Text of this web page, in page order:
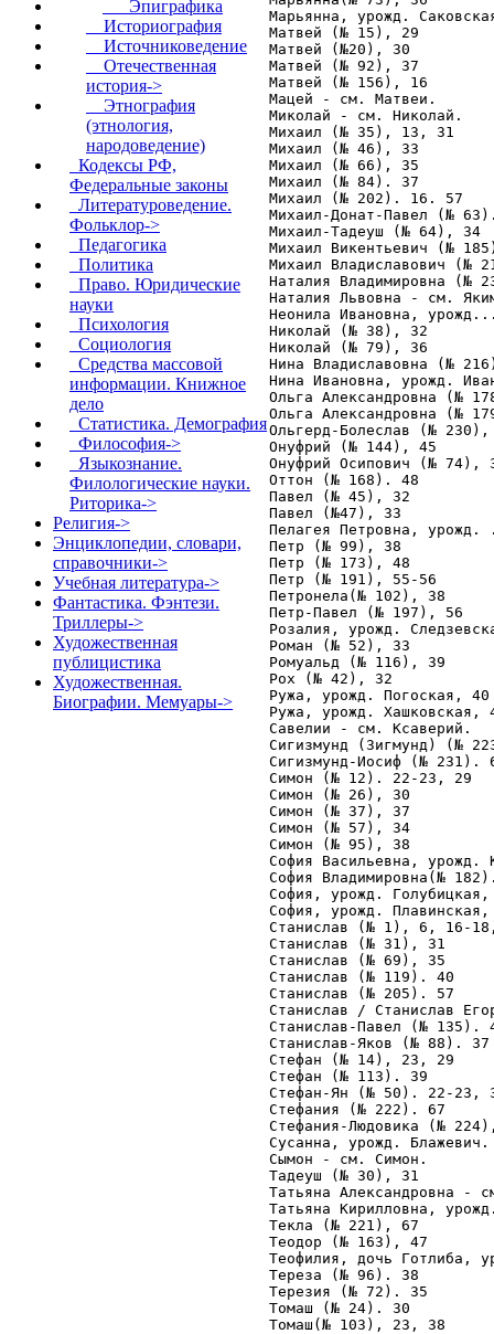
Эпиграфика
Историография
Источниковедение
Отечественная
история->
Этнография
(этнология,
народоведение)
Кодексы РФ,
Федеральные законы
Литературоведение.
Фольклор->
Педагогика
Политика
Право. Юридические
науки
Психология
Социология
Средства массовой
информации. Книжное
дело
Статистика. Демография
Философия->
Языкознание.
Филологические науки.
Риторика->
Религия->
Энциклопедии, словари,
справочники->
Учебная литература->
Фантастика. Фэнтези.
Триллеры->
Художественная
публицистика
Художественная.
Биографии. Мемуары->